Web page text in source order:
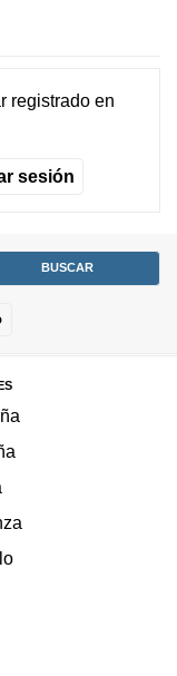
registradoen
sesión